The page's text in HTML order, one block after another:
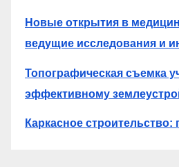
Новые открытия в
ведущие исследования и
Топографическая съемка
эффективному
Каркасное